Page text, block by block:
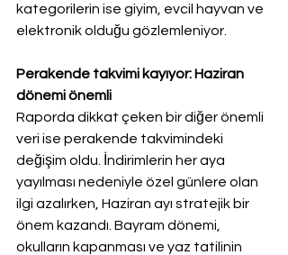
kategorilerin ise giyim, evcil hayvan ve
elektronik olduğu gözlemleniyor.
Perakende takvimi kayıyor: Haziran
dönemi önemli
Raporda dikkat çeken bir diğer önemli
veri ise perakende takvimindeki
değişim oldu. İndirimlerin her aya
yayılması nedeniyle özel günlere olan
ilgi azalırken, Haziran ayı stratejik bir
önem kazandı. Bayram dönemi,
okulların kapanması ve yaz tatilinin